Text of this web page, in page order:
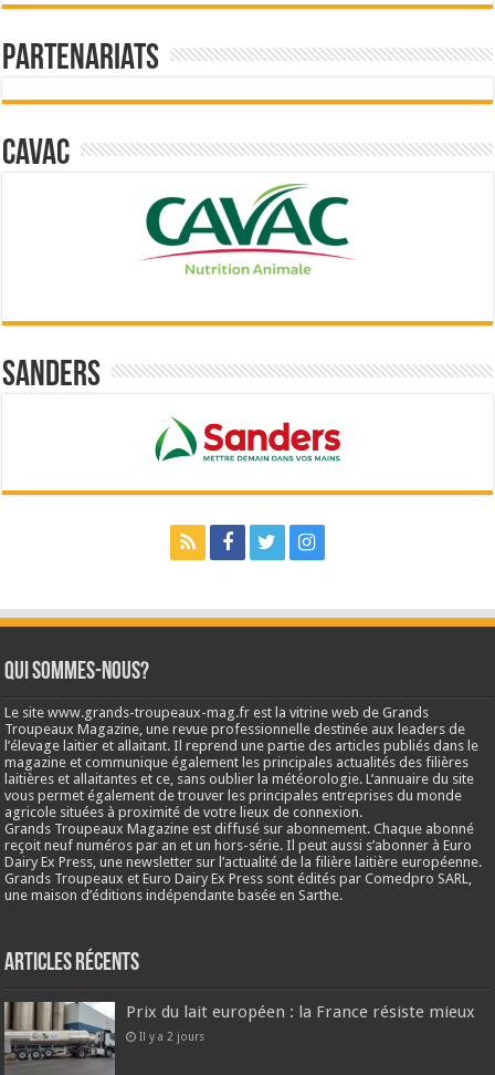
Partenariats
Cavac
Sanders
Qui sommes-nous?
Le site www.grands-troupeaux-mag.fr est la vitrine web de Grands
Troupeaux Magazine, une revue professionnelle destinée aux leaders de
l’élevage laitier et allaitant. Il reprend une partie des articles publiés dans le
magazine et communique également les principales actualités des filières
laitières et allaitantes et ce, sans oublier la météorologie. L’annuaire du site
vous permet également de trouver les principales entreprises du monde
agricole situées à proximité de votre lieux de connexion.
Grands Troupeaux Magazine est diffusé sur abonnement. Chaque abonné
reçoit neuf numéros par an et un hors-série. Il peut aussi s’abonner à Euro
Dairy Ex Press, une newsletter sur l’actualité de la filière laitière européenne.
Grands Troupeaux et Euro Dairy Ex Press sont édités par Comedpro SARL,
une maison d’éditions indépendante basée en Sarthe.
Articles récents
Prix du lait européen : la France résiste mieux
Il y a 2 jours